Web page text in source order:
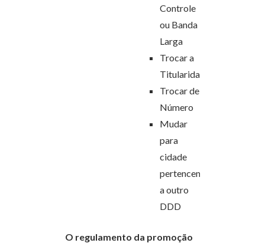
Controle
ou Banda
Larga
Trocar a
Titularidade
Trocar de
Número
Mudar
para
cidade
pertencente
a outro
DDD
O regulamento da promoção